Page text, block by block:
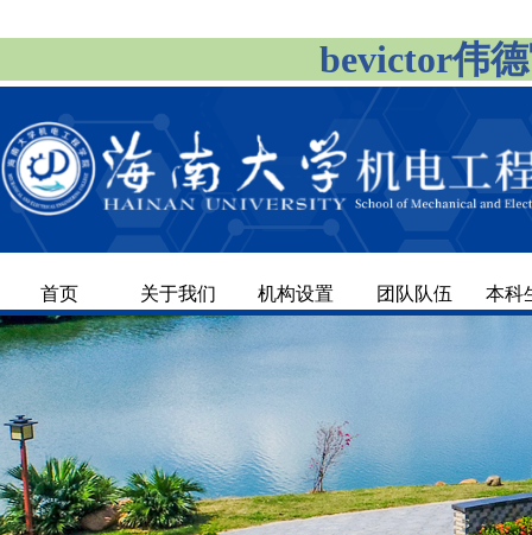
bevictor伟
首页 关于我们 机构设置 团队队伍 本科